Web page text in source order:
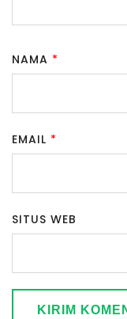
NAMA *
EMAIL *
SITUS WEB